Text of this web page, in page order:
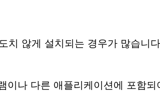
치 않게 설치되는 경우가 많습니
이나 다른 애플리케이션에 포함되